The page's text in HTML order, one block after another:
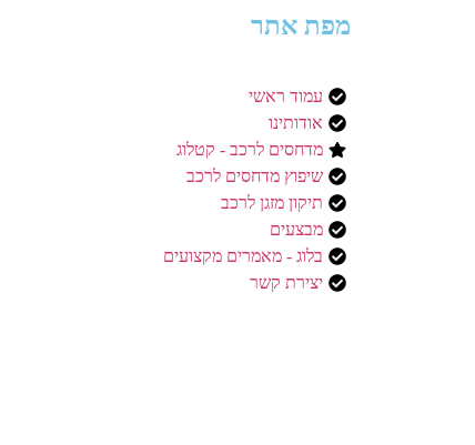
מפת אתר
עמוד ראשי
אודותינו
מדחסים לרכב - קטלוג
שיפוץ מדחסים לרכב
תיקון מזגן לרכב
מבצעים
בלוג - מאמרים מקצועים
יצירת קשר